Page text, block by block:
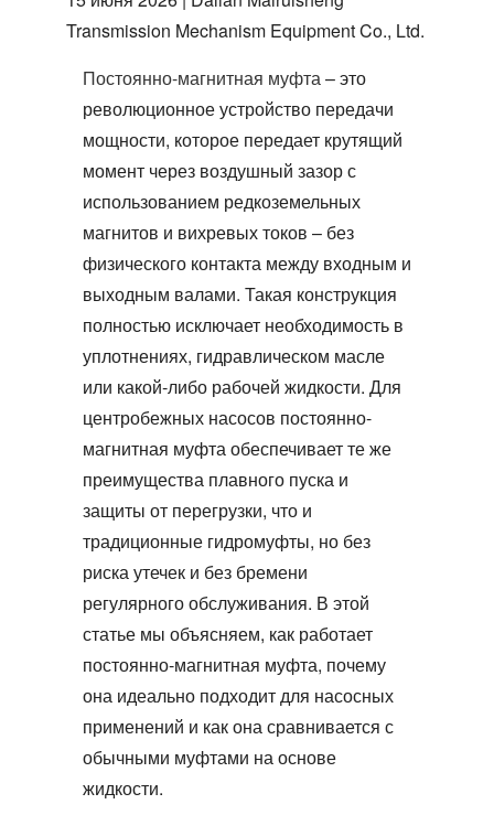
Transmission Mechanism Equipment Co., Ltd.
Постоянно-магнитная муфта– это
революционное устройство передачи
мощности, которое передает крутящий
момент через воздушный зазор с
использованием редкоземельных
магнитов и вихревых токов – без
физического контакта между входным и
выходным валами. Такая конструкция
полностью исключает необходимость в
уплотнениях, гидравлическом масле
или какой‑либо рабочей жидкости. Для
центробежных насосов постоянно-
магнитная муфтаобеспечивает те же
преимущества плавного пуска и
защиты от перегрузки, что и
традиционные гидромуфты, но без
риска утечек и без бремени
регулярного обслуживания. В этой
статье мы объясняем, как работает
постоянно-магнитная муфта, почему
она идеально подходит для насосных
применений и как она сравнивается с
обычными муфтами на основе
жидкости.